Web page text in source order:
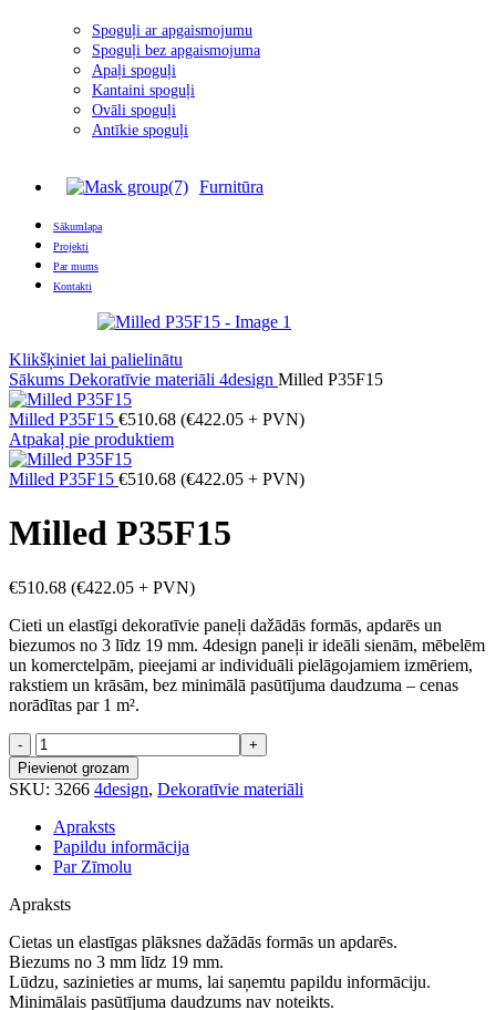
Spoguļi ar apgaismojumu
Spoguļi bez apgaismojuma
Apaļi spoguļi
Kantaini spoguļi
Ovāli spoguļi
Antīkie spoguļi
Furnitūra
Sākumlapa
Projekti
Par mums
Kontakti
Klikšķiniet lai palielinātu
Sākums Dekoratīvie materiāli 4design Milled P35F15
Milled P35F15 €510.68 (€422.05 + PVN)
Atpakaļ pie produktiem
Milled P35F15 €510.68 (€422.05 + PVN)
Milled P35F15
€510.68 (€422.05 + PVN)
Cieti un elastīgi dekoratīvie paneļi dažādās formās, apdarēs un
biezumos no 3 līdz 19 mm. 4design paneļi ir ideāli sienām, mēbelēm
un komerctelpām, pieejami ar individuāli pielāgojamiem izmēriem,
rakstiem un krāsām, bez minimālā pasūtījuma daudzuma – cenas
norādītas par 1 m².
Milled
P35F15
daudzums
Pievienot grozam
SKU: 3266 4design, Dekoratīvie materiāli
Apraksts
Papildu informācija
Par Zīmolu
Apraksts
Cietas un elastīgas plāksnes dažādās formās un apdarēs.
Biezums no 3 mm līdz 19 mm.
Lūdzu, sazinieties ar mums, lai saņemtu papildu informāciju.
Minimālais pasūtījuma daudzums nav noteikts.